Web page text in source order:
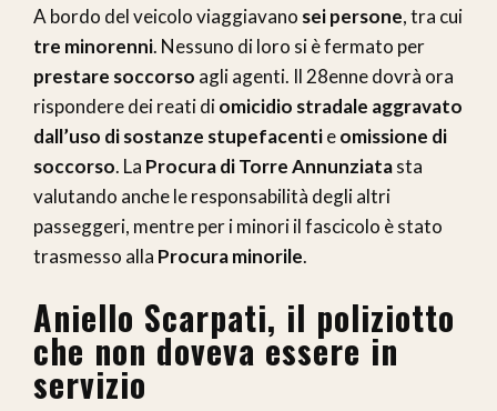
A bordo del veicolo viaggiavano sei persone, tra cui
tre minorenni. Nessuno di loro si è fermato per
prestare soccorso agli agenti. Il 28enne dovrà ora
rispondere dei reati diomicidio stradale aggravato
dall’uso di sostanze stupefacentieomissione di
soccorso. La Procura di Torre Annunziatasta
valutando anche le responsabilità degli altri
passeggeri, mentre per i minori il fascicolo è stato
trasmesso alla Procura minorile.
Aniello Scarpati, il poliziotto
che non doveva essere in
servizio